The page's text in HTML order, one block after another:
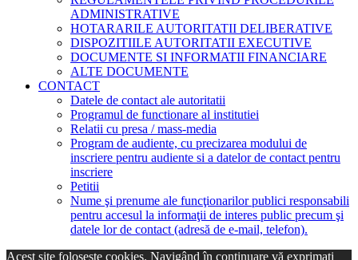
ADMINISTRATIVE
HOTARARILE AUTORITATII DELIBERATIVE
DISPOZITIILE AUTORITATII EXECUTIVE
DOCUMENTE SI INFORMATII FINANCIARE
ALTE DOCUMENTE
CONTACT
Datele de contact ale autoritatii
Programul de functionare al institutiei
Relatii cu presa / mass-media
Program de audiente, cu precizarea modului de
inscriere pentru audiente si a datelor de contact pentru
inscriere
Petitii
Nume şi prenume ale funcţionarilor publici responsabili
pentru accesul la informaţii de interes public precum şi
datele lor de contact (adresă de e-mail, telefon).
Acest site foloseşte cookies. Navigând în continuare vă exprimaţi